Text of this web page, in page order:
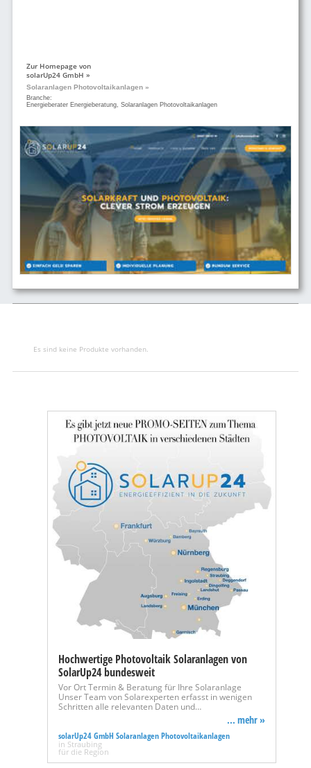
Zur Homepage von
solarUp24 GmbH »
Solaranlagen Photovoltaikanlagen »
Branche:
Energieberater Energieberatung, Solaranlagen Photovoltaikanlagen
Es sind keine Produkte vorhanden.
Hochwertige Photovoltaik Solaranlagen von
SolarUp24 bundesweit
Vor Ort Termin & Beratung für Ihre Solaranlage
Unser Team von Solarexperten erfasst in wenigen
Schritten alle relevanten Daten und…
... mehr »
solarUp24 GmbH Solaranlagen Photovoltaikanlagen
in Straubing
für die Region